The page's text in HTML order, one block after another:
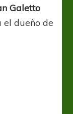
Galetto
el dueño de